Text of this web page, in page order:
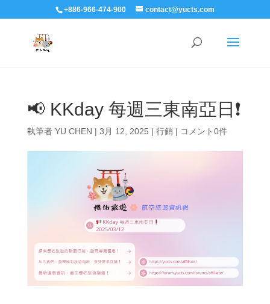
+886-966-474-900 contact@yucts.com
📢 KKday 每週三東南亞日❗️
執筆者 YU CHEN | 3月 12, 2025 | 行銷| コメント0件